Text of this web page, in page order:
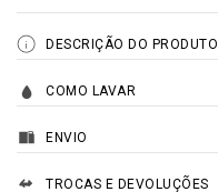
DESCRIÇÃO DO PRODUTO
COMO LAVAR
ENVIO
TROCAS E DEVOLUÇÕES